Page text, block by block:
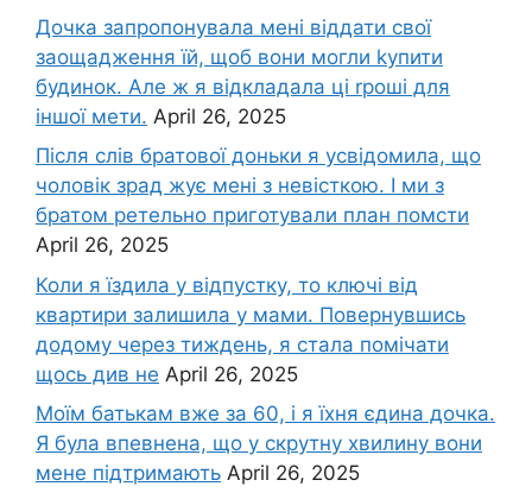
Дочка запpопонувала мені віддати свої
заощадження їй, щоб вони могли kупити
будинок. Але ж я відкладала ці rроші для
іншої мети. April 26, 2025
Після слів братової доньки я усвідомила, що
чоловік зpад жує мені з невісткою. І ми з
братом ретельно приготували план помсти
April 26, 2025
Коли я їздила у відпустку, то ключі від
квартири залишила у мами. Повернувшись
додому через тиждень, я стала помічати
щось див не April 26, 2025
Моїм батькам вже за 60, і я їхня єдина дочка.
Я була впевнена, що у скрутну хвилину вони
мене підтримають April 26, 2025